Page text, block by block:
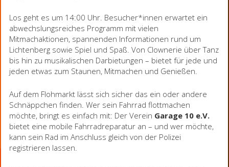
Los geht es um 14:00 Uhr. Besucher*innen erwartet ein
abwechslungsreiches Programm mit vielen
Mitmachaktionen, spannenden Informationen rund um
Lichtenberg sowie Spiel und Spaß. Von Clownerie über Tanz
bis hin zu musikalischen Darbietungen – bietet für jede und
jeden etwas zum Staunen, Mitmachen und Genießen.
Auf dem Flohmarkt lässt sich sicher das ein oder andere
Schnäppchen finden. Wer sein Fahrrad flottmachen
möchte, bringt es einfach mit: Der Verein Garage 10 e.V.
bietet eine mobile Fahrradreparatur an – und wer möchte,
kann sein Rad im Anschluss gleich von der Polizei
registrieren lassen.